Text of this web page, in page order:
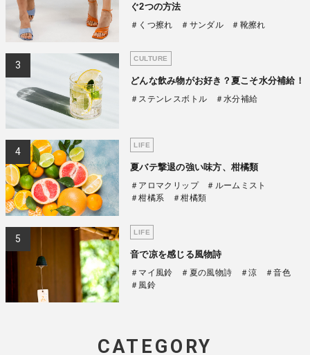
ぐ2つの方法
＃くつ擦れ ＃サンダル ＃靴擦れ
CULTURE
どんな飲み物がお好き？夏こそ水分補給！
＃ステンレスボトル ＃水分補給
LIFE
夏バテ撃退の強い味方、柑橘類
＃アロマクリップ
＃ルームミスト
＃柑橘系
＃柑橘類
LIFE
音で凉を感じる風物詩
＃マイ風鈴 ＃夏の風物詩 ＃涼
＃音色
＃風鈴
CATEGORY